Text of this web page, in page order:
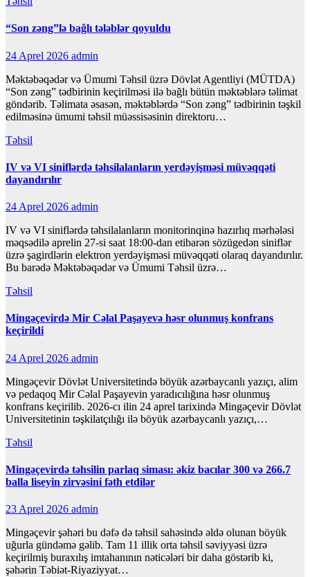
“Son zəng”lə bağlı tələblər qoyuldu
24 Aprel 2026 admin
Məktəbəqədər və Ümumi Təhsil üzrə Dövlət Agentliyi (MÜTDA)
“Son zəng” tədbirinin keçirilməsi ilə bağlı bütün məktəblərə təlimat
göndərib. Təlimata əsasən, məktəblərdə “Son zəng” tədbirinin təşkil
edilməsinə ümumi təhsil müəssisəsinin direktoru…
Təhsil
IV və VI siniflərdə təhsilalanların yerdəyişməsi müvəqqəti
dayandırılır
24 Aprel 2026 admin
IV və VI siniflərdə təhsilalanların monitorinqinə hazırlıq mərhələsi
məqsədilə aprelin 27-si saat 18:00-dan etibarən sözügedən siniflər
üzrə şagirdlərin elektron yerdəyişməsi müvəqqəti olaraq dayandırılır.
Bu barədə Məktəbəqədər və Ümumi Təhsil üzrə…
Təhsil
Mingəçevirdə Mir Cəlal Paşayevə həsr olunmuş konfrans
keçirildi
24 Aprel 2026 admin
Mingəçevir Dövlət Universitetində böyük azərbaycanlı yazıçı, alim
və pedaqoq Mir Cəlal Paşayevin yaradıcılığına həsr olunmuş
konfrans keçirilib. 2026-cı ilin 24 aprel tarixində Mingəçevir Dövlət
Universitetinin təşkilatçılığı ilə böyük azərbaycanlı yazıçı,…
Təhsil
Mingəçevirdə təhsilin parlaq siması: əkiz bacılar 300 və 266.7
balla liseyin zirvəsini fəth etdilər
23 Aprel 2026 admin
Mingəçevir şəhəri bu dəfə də təhsil sahəsində əldə olunan böyük
uğurla gündəmə gəlib. Tam 11 illik orta təhsil səviyyəsi üzrə
keçirilmiş buraxılış imtahanının nəticələri bir daha göstərib ki,
şəhərin Təbiət-Riyaziyyat…